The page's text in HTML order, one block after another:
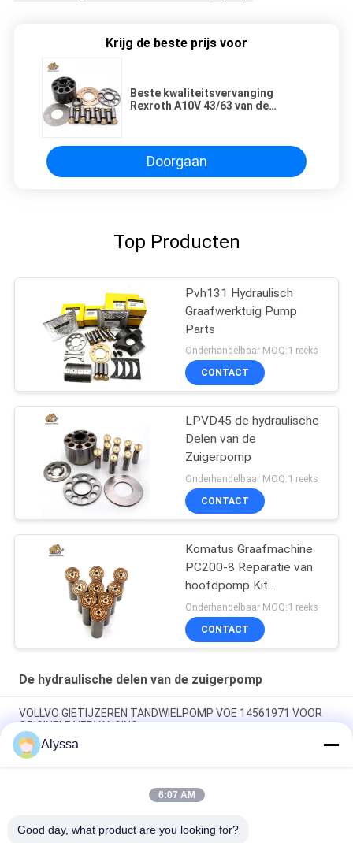
Krijg de beste prijs voor
Beste kwaliteitsvervanging
Rexroth A10V 43/63 van de
Zuigerpomp de
Reparatieuitrustingen
Doorgaan
Top Producten
Pvh131 Hydraulisch
Graafwerktuig Pump
Parts
Onderhandelbaar MOQ:1 reeks
CONTACT
LPVD45 de hydraulische
Delen van de
Zuigerpomp
Onderhandelbaar MOQ:1 reeks
CONTACT
Komatus Graafmachine
PC200-8 Reparatie van
hoofdpomp Kit
Hydraulische pomp
Onderdeel zuigerpomp
Onderhoud reparatie
Onderhandelbaar MOQ:1 reeks
CONTACT
De hydraulische delen van de zuigerpomp
VOLLVO GIETIJZEREN TANDWIELPOMP VOE 14561971 VOOR
ORIGINELE VERVANGING
VOLLVO GIETIJZEREN TANDWIELPOMP VOE 14537295 VOOR
ORIGINELE VERVANGING
VOLLVO GEGEERPOMP VOE 14782798 voor de oorspronkelijke
Alyssa
6:07 AM
Good day, what product are you looking for?